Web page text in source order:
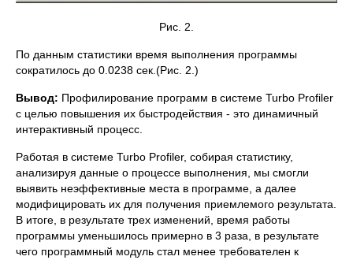
Рис. 2.
По данным статистики время выполнения программы
сократилось до 0.0238 сек.(Рис. 2.)
Вывод: Профилирование программ в системе Turbo Profiler
с целью повышения их быстродействия - это динамичный
интерактивный процесс.
Работая в системе Turbo Profiler, собирая статистику,
анализируя данные о процессе выполнения, мы смогли
выявить неэффективные места в программе, а далее
модифицировать их для получения приемлемого результата.
В итоге, в результате трех изменений, время работы
программы уменьшилось примерно в 3 раза, в результате
чего программный модуль стал менее требователен к